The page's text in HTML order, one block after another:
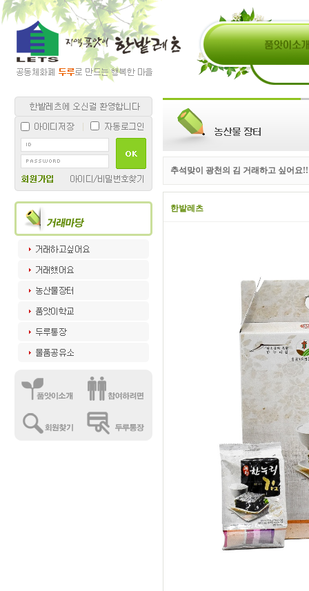
추석맞이 광천의 김 거래하고 싶어요
한밭레츠